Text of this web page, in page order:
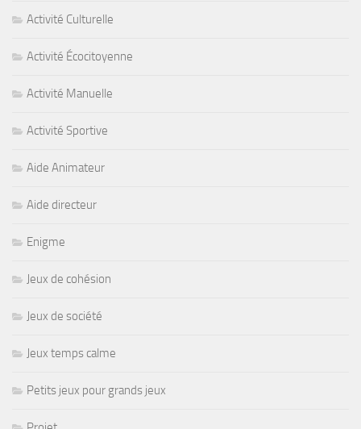
Activité Culturelle
Activité Écocitoyenne
Activité Manuelle
Activité Sportive
Aide Animateur
Aide directeur
Enigme
Jeux de cohésion
Jeux de société
Jeux temps calme
Petits jeux pour grands jeux